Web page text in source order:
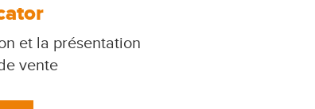
et la présentation
vente